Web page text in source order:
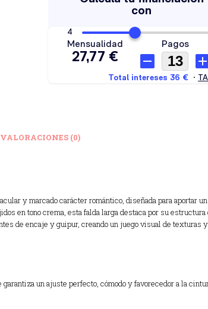
VALORACIONES (0)
y marcado carácter romántico, diseñada para aportar
en tono crema, esta falda larga destaca por su
de encaje y guipur, creando un juego visual de texturas
garantiza un ajuste perfecto, cómodo y favorecedor a la